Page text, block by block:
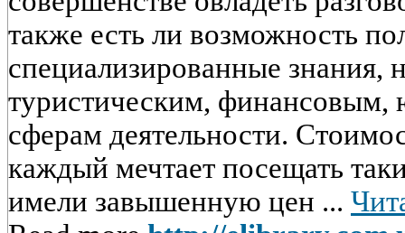
также есть ли возможность
специализированные знания,
туристическим,
сферам деятельности.
каждый мечтает посещать
имели завышенную цен ...